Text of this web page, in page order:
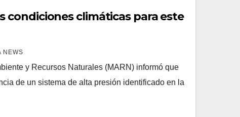
condiciones climáticas para este
NEWS
y Recursos Naturales (MARN) informó que
de un sistema de alta presión identificado en la